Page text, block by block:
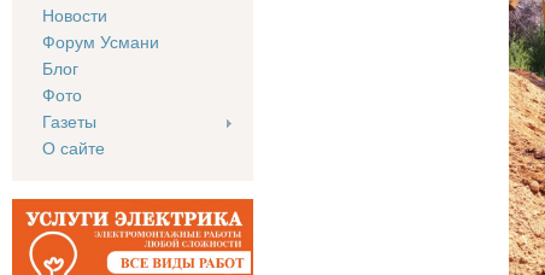
Новости
Форум Усмани
Блог
Фото
Газеты
О сайте